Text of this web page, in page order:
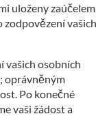
uloženy zaúčelem
zodpovězení vašich
vašich osobních
oprávněným
Po konečné
vaši žádost a